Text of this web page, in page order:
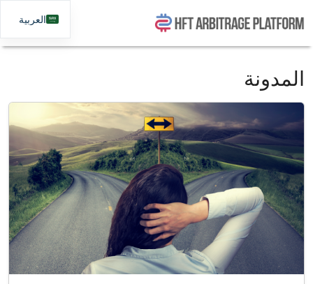
المدونة
العربية